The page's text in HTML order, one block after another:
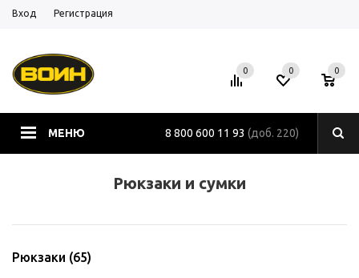
Вход Регистрация
МЕНЮ 8 800 600 11 93 (доб. 220)
0 0 0
Рюкзаки и сумки
Рюкзаки (65)